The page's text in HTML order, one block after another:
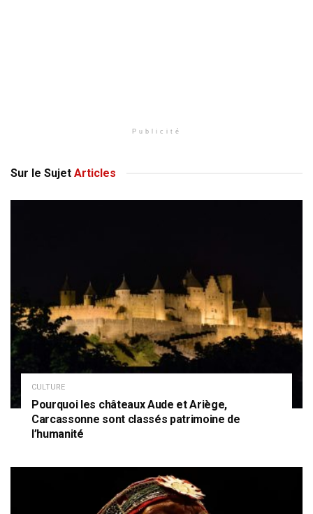
Publicité
Sur le Sujet Articles
CULTURE
Pourquoi les châteaux Aude et Ariège,
Carcassonne sont classés patrimoine de
l’humanité